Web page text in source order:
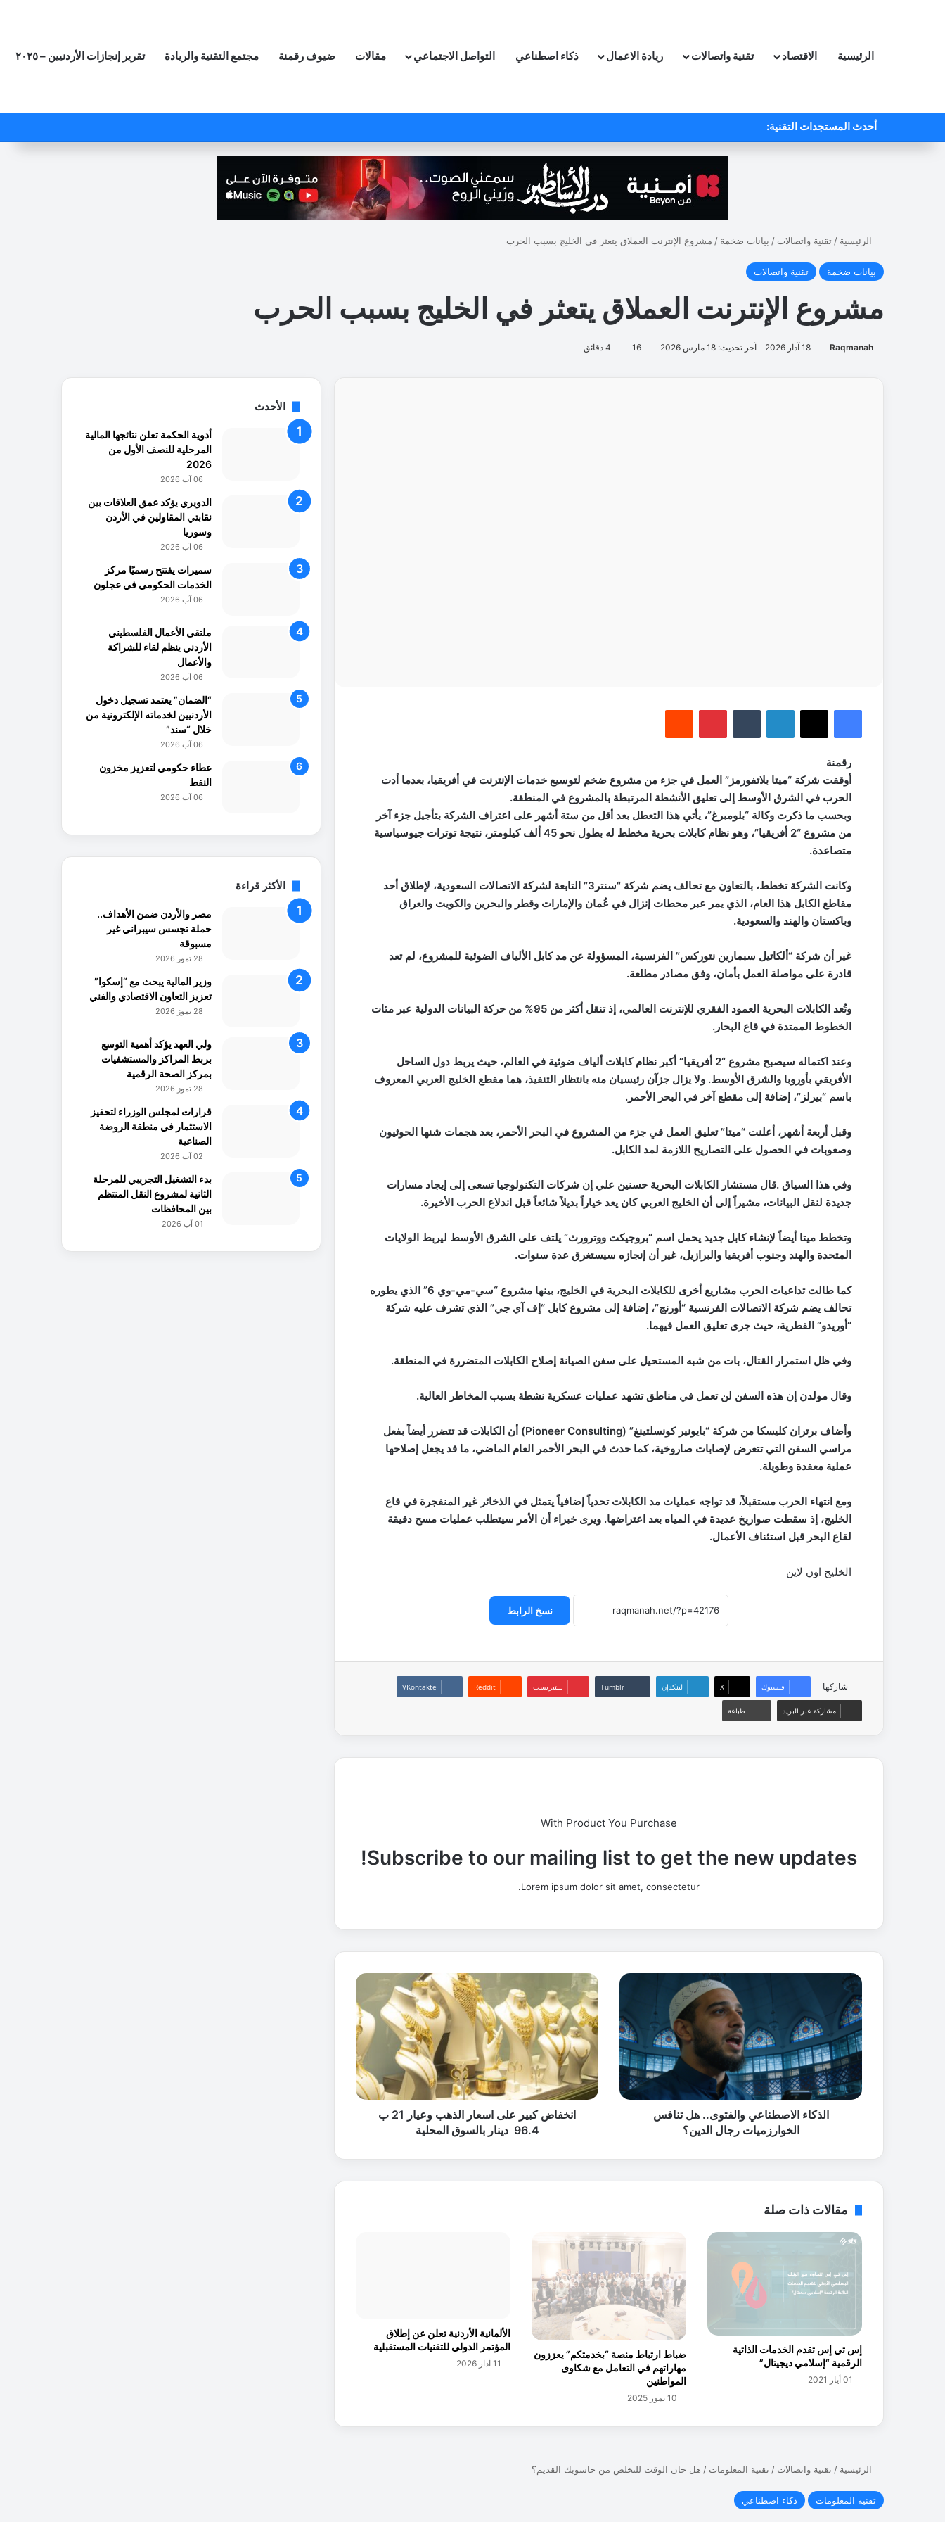
الرئيسية الاقتصاد تقنية واتصالات ريادة الاعمال ذكاء اصطناعي التواصل الاجتماعي مقالات ضيوف رقمنة مجتمع التقنية والريادة تقرير إنجازات الأردنيين – ٢٠٢٥
أحدث المستجدات التقنية:
الرئيسية / تقنية واتصالات / بيانات ضخمة / مشروع الإنترنت العملاق يتعثر في الخليج بسبب الحرب
بيانات ضخمة تقنية واتصالات
مشروع الإنترنت العملاق يتعثر في الخليج بسبب الحرب
Raqmanah 18 آذار 2026 آخر تحديث: 18 مارس 2026 16
فيسبوك لينكدإن بينتيريست
رقمنة
أوقفت شركة “ميتا بلاتفورمز” العمل في جزء من مشروع ضخم لتوسيع خدمات الإنترنت في أفريقيا، بعدما أدت
الحرب في الشرق الأوسط إلى تعليق الأنشطة المرتبطة بالمشروع في المنطقة.
وبحسب ما ذكرت وكالة “بلومبرغ”، يأتي هذا التعطل بعد أقل من ستة أشهر على اعتراف الشركة بتأجيل جزء آخر
من مشروع “2 أفريقيا”، وهو نظام كابلات بحرية مخطط له بطول نحو 45 ألف كيلومتر، نتيجة توترات جيوسياسية
متصاعدة.
وكانت الشركة تخطط، بالتعاون مع تحالف يضم شركة “سنتر3” التابعة لشركة الاتصالات السعودية، لإطلاق أحد
مقاطع الكابل هذا العام، الذي يمر عبر محطات إنزال في عُمان والإمارات وقطر والبحرين والكويت والعراق
وباكستان والهند والسعودية.
غير أن شركة “ألكاتيل سبمارين نتوركس” الفرنسية، المسؤولة عن مد كابل الألياف الضوئية للمشروع، لم تعد
قادرة على مواصلة العمل بأمان، وفق مصادر مطلعة.
وتُعد الكابلات البحرية العمود الفقري للإنترنت العالمي، إذ تنقل أكثر من 95% من حركة البيانات الدولية عبر مئات
الخطوط الممتدة في قاع البحار.
وعند اكتماله سيصبح مشروع “2 أفريقيا” أكبر نظام كابلات ألياف ضوئية في العالم، حيث يربط دول الساحل
الأفريقي بأوروبا والشرق الأوسط. ولا يزال جزآن رئيسيان منه بانتظار التنفيذ، هما مقطع الخليج العربي المعروف
باسم “بيرلز”، إضافة إلى مقطع آخر في البحر الأحمر.
وقبل أربعة أشهر، أعلنت “ميتا” تعليق العمل في جزء من المشروع في البحر الأحمر، بعد هجمات شنها الحوثيون
وصعوبات في الحصول على التصاريح اللازمة لمد الكابل.
وفي هذا السياق .قال مستشار الكابلات البحرية حسنين علي إن شركات التكنولوجيا تسعى إلى إيجاد مسارات
جديدة لنقل البيانات، مشيراً إلى أن الخليج العربي كان يعد خياراً بديلاً شائعاً قبل اندلاع الحرب الأخيرة.
وتخطط ميتا أيضاً لإنشاء كابل جديد يحمل اسم “بروجيكت ووترورث” يلتف على الشرق الأوسط ليربط الولايات
المتحدة والهند وجنوب أفريقيا والبرازيل، غير أن إنجازه سيستغرق عدة سنوات.
كما طالت تداعيات الحرب مشاريع أخرى للكابلات البحرية في الخليج، بينها مشروع “سي-مي-وي 6” الذي يطوره
تحالف يضم شركة الاتصالات الفرنسية “أورنج”، إضافة إلى مشروع كابل “إف آي جي” الذي تشرف عليه شركة
“أوريدو” القطرية، حيث جرى تعليق العمل فيهما.
وفي ظل استمرار القتال، بات من شبه المستحيل على سفن الصيانة إصلاح الكابلات المتضررة في المنطقة.
وقال مولدن إن هذه السفن لن تعمل في مناطق تشهد عمليات عسكرية نشطة بسبب المخاطر العالية.
وأضاف برتران كليسكا من شركة “بايونير كونسلتينغ” (Pioneer Consulting) أن الكابلات قد تتضرر أيضاً بفعل
مراسي السفن التي تتعرض لإصابات صاروخية، كما حدث في البحر الأحمر العام الماضي، ما قد يجعل إصلاحها
عملية معقدة وطويلة.
ومع انتهاء الحرب مستقبلاً، قد تواجه عمليات مد الكابلات تحدياً إضافياً يتمثل في الذخائر غير المنفجرة في قاع
الخليج، إذ سقطت صواريخ عديدة في المياه بعد اعتراضها. ويرى خبراء أن الأمر سيتطلب عمليات مسح دقيقة
لقاع البحر قبل استئناف الأعمال.
الخليج اون لاين
نسخ الرابط
شاركها فيسبوك ‫X لينكدإن بينتيريست
مشاركة عبر البريد طباعة
With Product You Purchase
Subscribe to our mailing list to get the new updates!
Lorem ipsum dolor sit amet, consectetur.
ا
ل
ذ
ك
ا
ء
ا
ل
ا
ا
ا
ه
ل
ت
خ
ا
ر
الذكاء الاصطناعي والفتوى.. هل تنافس
الخوارزميات رجال الدين؟
ا
ن
خ
ف
ض
ب
ي
ى
ر
ا
ذ
ه
ب
ع
ي
انخفاض كبير على اسعار الذهب وعيار 21 ب
96.4 دينار بالسوق المحلية
مقالات ذات صلة
إس تي إس تقدم الخدمات الذاتية
الرقمية “إسلامي ديجيتال”
01 أيار 2021
ضباط ارتباط منصة “بخدمتكم” يعززون
مهاراتهم في التعامل مع شكاوى
المواطنين
10 تموز 2025
الألمانية الأردنية تعلن عن إطلاق
المؤتمر الدولي للتقنيات المستقبلية
11 آذار 2026
الأحدث
أدوية الحكمة تعلن نتائجها المالية
المرحلية للنصف الأول من
2026
06 آب 2026
الدويري يؤكد عمق العلاقات بين
نقابتي المقاولين في الأردن
وسوريا
06 آب 2026
سميرات يفتتح رسميًا مركز
الخدمات الحكومي في عجلون
06 آب 2026
ملتقى الأعمال الفلسطيني
الأردني ينظم لقاء للشراكة
والأعمال
06 آب 2026
“الضمان” يعتمد تسجيل دخول
الأردنيين لخدماته الإلكترونية من
خلال “سند”
06 آب 2026
عطاء حكومي لتعزيز مخزون
النفط
06 آب 2026
الأكثر قراءة
مصر والأردن ضمن الأهداف..
حملة تجسس سيبراني غير
مسبوقة
28 تموز 2026
وزير المالية يبحث مع “إسكوا”
تعزيز التعاون الاقتصادي والفني
28 تموز 2026
ولي العهد يؤكد أهمية التوسع
بربط المراكز والمستشفيات
بمركز الصحة الرقمية
28 تموز 2026
قرارات لمجلس الوزراء لتحفيز
الاستثمار في منطقة الروضة
الصناعية
02 آب 2026
بدء التشغيل التجريبي للمرحلة
الثانية لمشروع النقل المنتظم
بين المحافظات
01 آب 2026